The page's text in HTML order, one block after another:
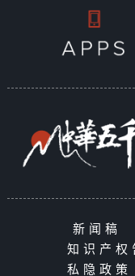
新闻稿
知识产权
私隐政策